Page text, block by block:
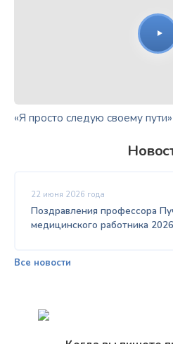
«Я просто следую своему пути»
22 июня 2026 года
Поздравления профессора
медицинского работника 2026
Все новости